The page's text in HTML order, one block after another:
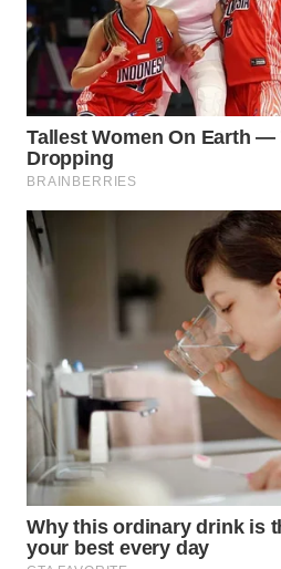
TENGAH
WN DELI
SERDANG
WN
TEBING
KARAWANG
WN
BEKASI
WN
BOGOR